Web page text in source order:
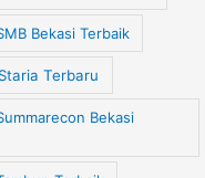
Bekasi Terbaik
Terbaru
Bekasi